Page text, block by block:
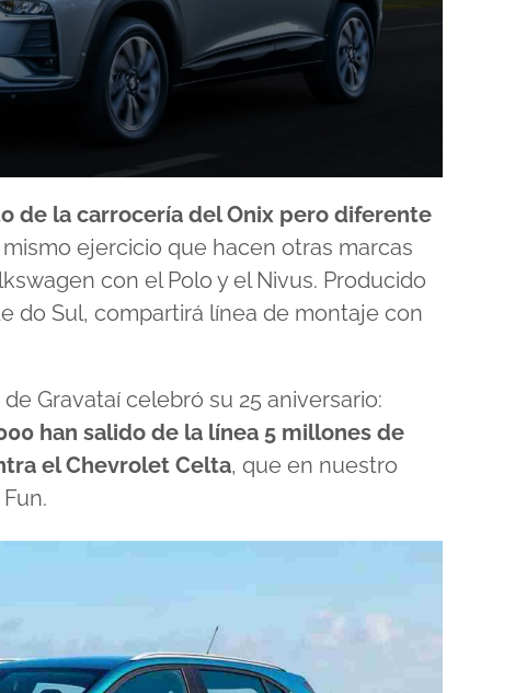
de la carrocería del Onix pero diferente
mismo ejercicio que hacen otras marcas
con el Polo y el Nivus. Producido
do Sul, compartirá línea de montaje con
Gravataí celebró su 25 aniversario:
han salido de la línea 5 millones de
el Chevrolet Celta, que en nuestro